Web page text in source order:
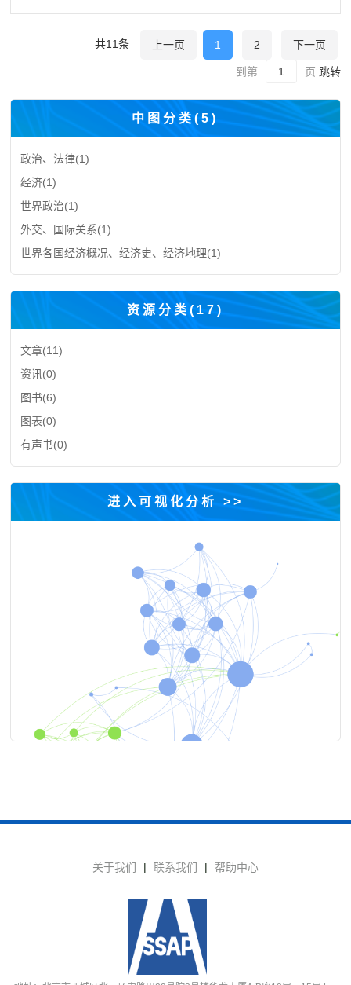
“一带一路”倡议的提出，南太地区开始受到更多关注，社会科学
文献出版社也启动新版列国志编撰工作，新版列国志《斐济》
共11条 上一页 1 2 下一页
到第 页 跳转
中图分类(5)
政治、法律(1)
经济(1)
世界政治(1)
外交、国际关系(1)
世界各国经济概况、经济史、经济地理(1)
资源分类(17)
文章(11)
资讯(0)
图书(6)
图表(0)
有声书(0)
进入可视化分析 >>
关于我们 | 联系我们 | 帮助中心